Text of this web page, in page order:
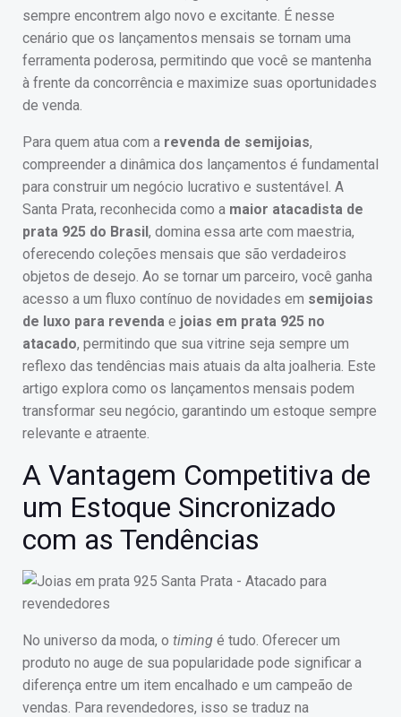
sempre encontrem algo novo e excitante. É nesse
cenário que os lançamentos mensais se tornam uma
ferramenta poderosa, permitindo que você se mantenha
à frente da concorrência e maximize suas oportunidades
de venda.
Para quem atua com a revenda de semijoias,
compreender a dinâmica dos lançamentos é fundamental
para construir um negócio lucrativo e sustentável. A
Santa Prata, reconhecida como a maior atacadista de
prata 925 do Brasil, domina essa arte com maestria,
oferecendo coleções mensais que são verdadeiros
objetos de desejo. Ao se tornar um parceiro, você ganha
acesso a um fluxo contínuo de novidades em semijoias
de luxo para revenda e joias em prata 925 no
atacado, permitindo que sua vitrine seja sempre um
reflexo das tendências mais atuais da alta joalheria. Este
artigo explora como os lançamentos mensais podem
transformar seu negócio, garantindo um estoque sempre
relevante e atraente.
A Vantagem Competitiva de
um Estoque Sincronizado
com as Tendências
No universo da moda, o timing é tudo. Oferecer um
produto no auge de sua popularidade pode significar a
diferença entre um item encalhado e um campeão de
vendas. Para revendedores, isso se traduz na